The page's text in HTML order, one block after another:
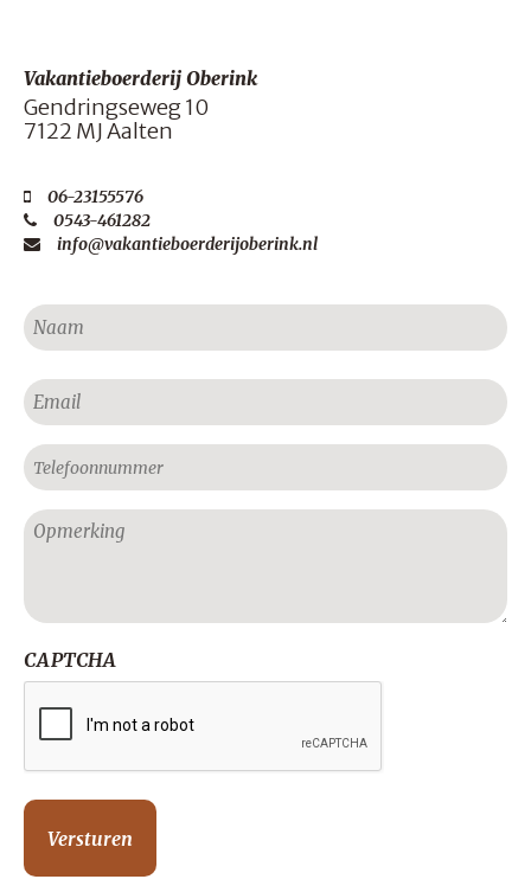
Vakantieboerderij Oberink
Gendringseweg 10
7122 MJ Aalten
06-23155576
0543-461282
info@vakantieboerderijoberink.nl
Naam
E-
mailadres
Telefoon
Geen
titel
CAPTCHA